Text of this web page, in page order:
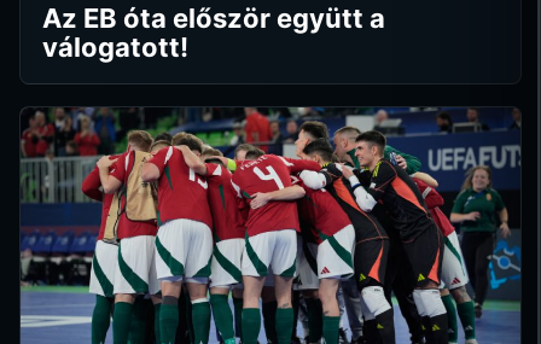
Az EB óta először együtt a
válogatott!